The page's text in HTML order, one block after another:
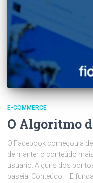
E-COMMERCE
O Algoritmo
O Facebook começou a
de manter o conteúdo
usuário. Alguns dos
baseia: Conteúdo – É